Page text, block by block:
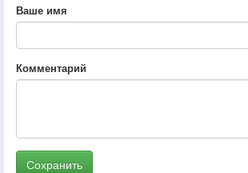
Ваше имя
Комментарий
Сохранить